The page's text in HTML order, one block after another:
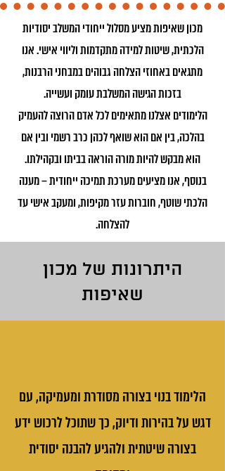
מכון שאיפות מציע מסלול ייחודי המשלב יסודיות
הלכתית, שיטות למידה מתקדמות וליווי אישי. אנו
מתגאים באחוזי הצלחה גבוהים במבחני הרבנות,
בזכות הגישה המשלבת עומק ועשייה.
הלימודים אצלנו מתאימים לכל אדם הרוצה להעמיק
בהלכה, בין אם הוא שואף לכהן כרב רשמי ובין אם
הוא מבקש להיות מורה הוראה בביתו ובקהילתו.
בנוסף, אנו מציעים מערכת תמיכה ייחודית – מענה
הלכתי שוטף, חוברות עזר מקיפות, ומעקב אישי עד
להצלחה.
היתרונות של מכון
שאיפות
הלימוד בנוי בצורה מסודרת ומעמיקה, עם
דגש על בהירות ודיוק, כך שתוכל לרכוש ידע
בצורה שיטתית ולהגיע להבנה יסודית